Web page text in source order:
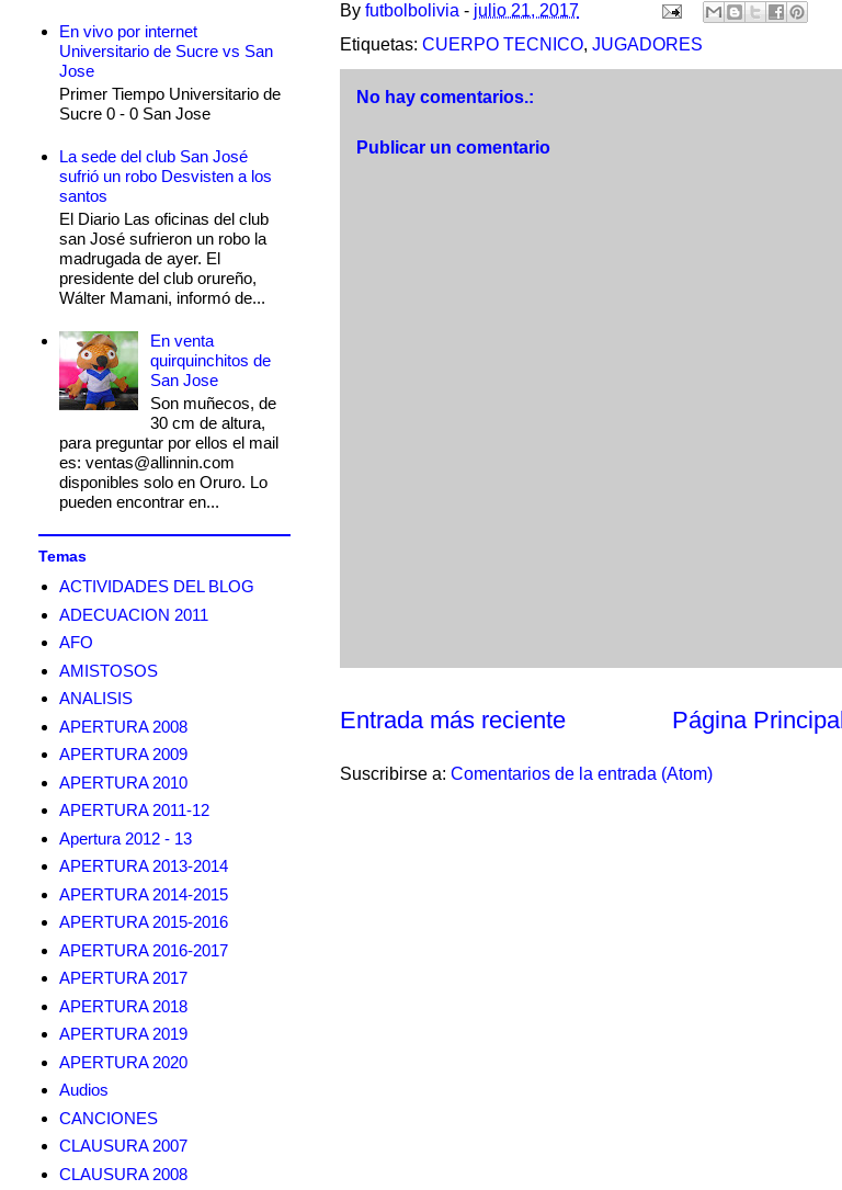
By futbolbolivia - julio 21, 2017
Etiquetas: CUERPO TECNICO, JUGADORES
No hay comentarios.:
Publicar un comentario
Entrada más reciente Página Principal
Suscribirse a: Comentarios de la entrada (Atom)
En vivo por internet
Universitario de Sucre vs San
Jose
Primer Tiempo Universitario de
Sucre 0 - 0 San Jose
La sede del club San José
sufrió un robo Desvisten a los
santos
El Diario Las oficinas del club
san José sufrieron un robo la
madrugada de ayer. El
presidente del club orureño,
Wálter Mamani, informó de...
En venta
quirquinchitos de
San Jose
Son muñecos, de
30 cm de altura,
para preguntar por ellos el mail
es: ventas@allinnin.com
disponibles solo en Oruro. Lo
pueden encontrar en...
Temas
ACTIVIDADES DEL BLOG
ADECUACION 2011
AFO
AMISTOSOS
ANALISIS
APERTURA 2008
APERTURA 2009
APERTURA 2010
APERTURA 2011-12
Apertura 2012 - 13
APERTURA 2013-2014
APERTURA 2014-2015
APERTURA 2015-2016
APERTURA 2016-2017
APERTURA 2017
APERTURA 2018
APERTURA 2019
APERTURA 2020
Audios
CANCIONES
CLAUSURA 2007
CLAUSURA 2008